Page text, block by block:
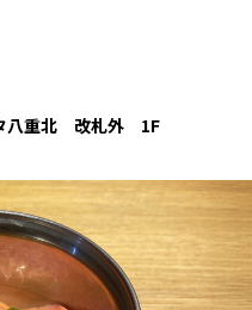
タ八重北 改札外 1F